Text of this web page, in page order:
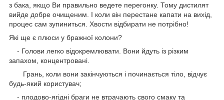
з бака, якщо Ви правильно ведете перегонку. Тому дистилят
вийде добре очищеним. І коли він перестане капати на вихід,
процес сам зупиниться. Хвости відбирати не потрібно!
Які ще є плюси у бражної колони?
- Голови легко відокремлювати. Вони йдуть із різким
запахом, концентровані.
Грань, коли вони закінчуються і починається тіло, відчує
будь-який користувач;
- плодово-ягідні браги не втрачають свого смаку та